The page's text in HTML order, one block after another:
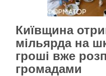
Активісти
Київщина
мільярда на
гроші вже
громадами